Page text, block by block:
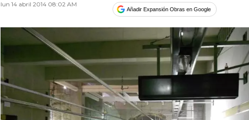
lun 14 abril 2014 08:02 AM
Añadir Expansión Obras en Google